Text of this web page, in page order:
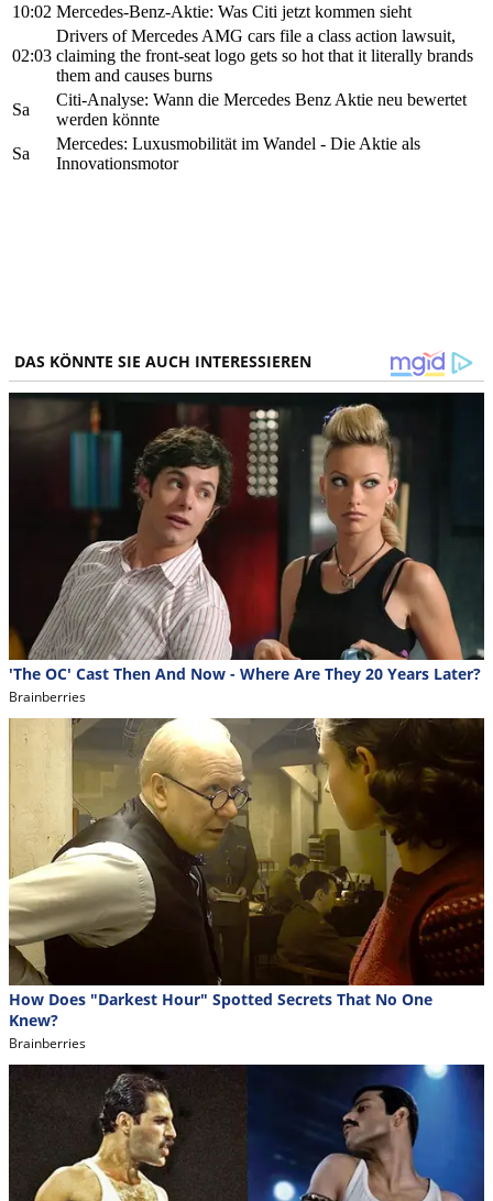
10:02 Mercedes-Benz-Aktie: Was Citi jetzt kommen sieht
02:03
Drivers of Mercedes AMG cars file a class action lawsuit,
claiming the front-seat logo gets so hot that it literally brands
them and causes burns
Sa
Citi-Analyse: Wann die Mercedes Benz Aktie neu bewertet
werden könnte
Sa
Mercedes: Luxusmobilität im Wandel - Die Aktie als
Innovationsmotor